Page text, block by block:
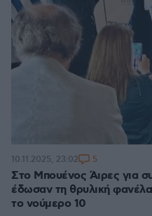
Στο Μπουένος Άιρες για
έδωσαν τη θρυλική
το νούμερο 10
10.11.2025, 23:02 5